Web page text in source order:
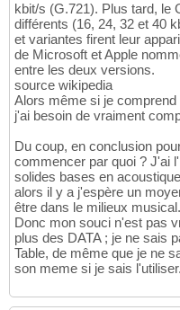
kbit/s (G.721). Plus tard, le
différents (16, 24, 32 et 40
et variantes firent leur
de Microsoft et Apple
entre les deux versions.
source wikipedia
Alors même si je
j'ai besoin de vraiment
Du coup, en conclusion
commencer par quoi ? J'ai
solides bases en
alors il y a j'espère un
être dans le milieux musical.
Donc mon souci n'est pas
plus des DATA ; je ne sais
Table, de même que je ne
son meme si je sais l'utiliser.